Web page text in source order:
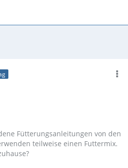
Fütterungsanleitungen von den
teilweise einen Futtermix.